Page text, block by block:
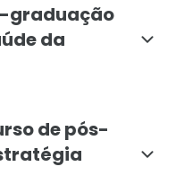
graduação
da
de pós-